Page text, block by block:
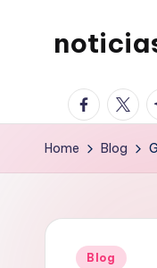
Home Blog
Posted
Blog